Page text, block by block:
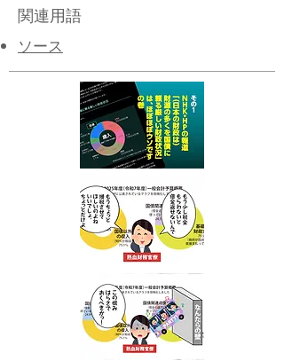
関連用語
ソース